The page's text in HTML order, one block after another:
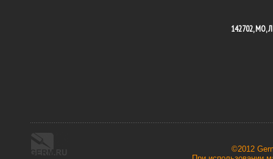
142702, МО,
©2012